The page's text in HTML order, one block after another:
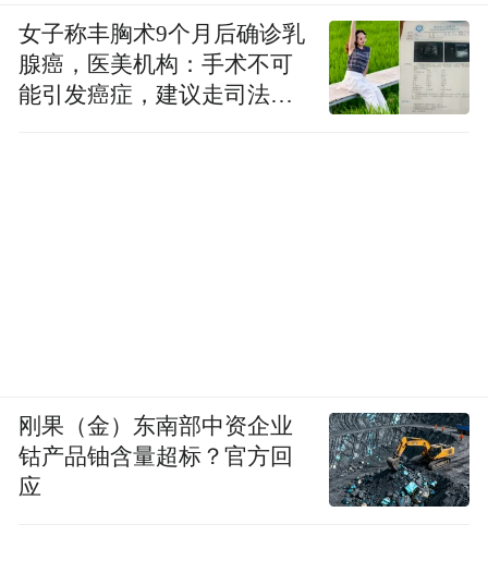
女子称丰胸术9个月后确诊乳
腺癌，医美机构：手术不可
能引发癌症，建议走司法途
刚果（金）东南部中资企业
钴产品铀含量超标？官方回
应